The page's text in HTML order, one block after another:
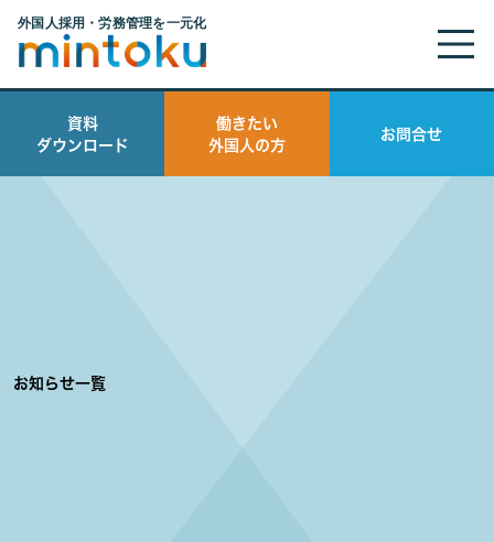
資料
ダウンロード
働きたい
外国人の方
お問合せ
お知らせ一覧